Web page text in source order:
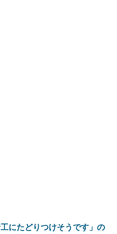
にたどりつけそうです」の